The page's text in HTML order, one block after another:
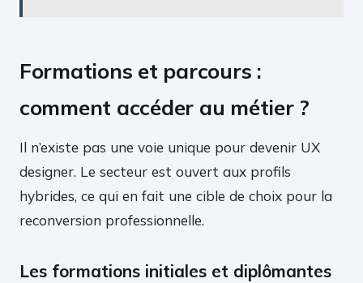
Formations et parcours :
comment accéder au métier ?
Il n’existe pas une voie unique pour devenir UX
designer. Le secteur est ouvert aux profils
hybrides, ce qui en fait une cible de choix pour la
reconversion professionnelle.
Les formations initiales et diplômantes